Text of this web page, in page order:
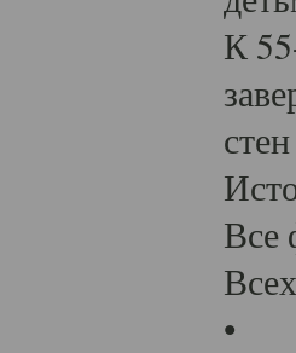
К
Все
•